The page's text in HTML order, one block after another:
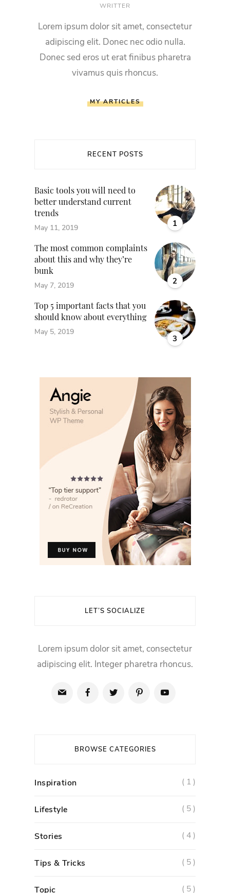
WRITTER
Lorem ipsum dolor sit amet, consectetur
adipiscing elit. Donec nec odio nulla.
Donec sed eros ut erat finibus pharetra
vivamus quis rhoncus.
MY ARTICLES
RECENT POSTS
1
Basic tools you will need to
better understand current
trends
May 11, 2019
2
The most common complaints
about this and why they’re
bunk
May 7, 2019
3
Top 5 important facts that you
should know about everything
May 5, 2019
LET’S SOCIALIZE
Lorem ipsum dolor sit amet, consectetur
adipiscing elit. Integer pharetra rhoncus.
BROWSE CATEGORIES
Inspiration ( 1 )
Lifestyle ( 5 )
Stories ( 4 )
Tips & Tricks ( 5 )
Topic ( 5 )